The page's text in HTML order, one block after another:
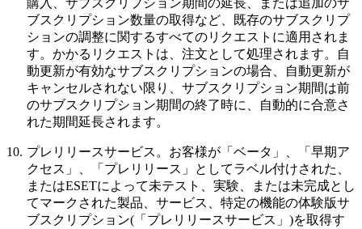
購入、サブスクリプション期間の延長、または追加のサ
ブスクリプション数量の取得など、既存のサブスクリプ
ションの調整に関するすべてのリクエストに適用されま
す。かかるリクエストは、注文として処理されます。自
動更新が有効なサブスクリプションの場合、自動更新が
キャンセルされない限り、サブスクリプション期間は前
のサブスクリプション期間の終了時に、自動的に合意さ
れた期間延長されます。
10. プレリリースサービス。 お客様が「ベータ」、「早期ア
クセス」、「プレリリース」としてラベル付けされた、
またはESETによって未テスト、実験、または未完成とし
てマークされた製品、サービス、特定の機能の体験版サ
ブスクリプション(「 プレリリースサービス 」)を取得す